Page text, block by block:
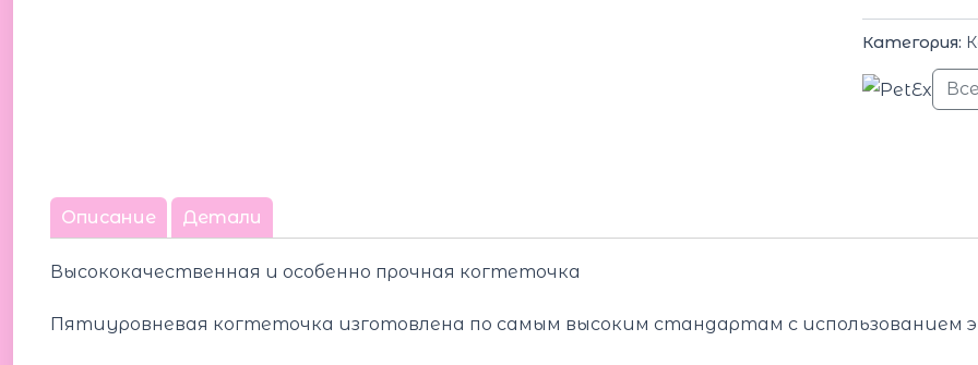
Категория:
Описание Детали
Высококачественная и особенно прочная когтеточка
Пятиуровневая когтеточка изготовлена ​​по самым высоким стандартам с использованием